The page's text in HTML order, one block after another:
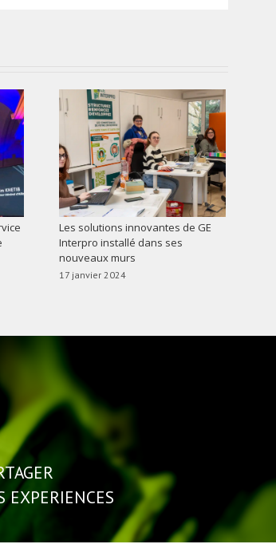
Les solutions innovantes de GE
Interpro installé dans ses
nouveaux murs
17 janvier 2024
EXPERIENCES